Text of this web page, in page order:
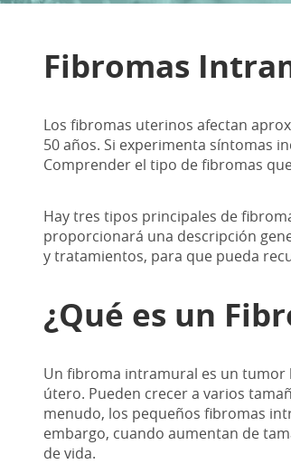
Fibromas
Los fibromas uterinos afectan
50 años. Si experimenta síntomas
Comprender el tipo de fibromas
Hay tres tipos principales de
proporcionará una descripción
y tratamientos, para que pueda
¿Qué es un
Un fibroma intramural es un tumor
útero. Pueden crecer a varios
menudo, los pequeños fibromas
embargo, cuando aumentan de
de vida.